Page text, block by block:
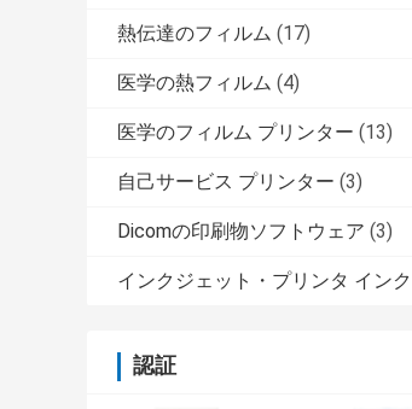
熱伝達のフィルム (17)
医学の熱フィルム (4)
医学のフィルム プリンター (13)
自己サービス プリンター (3)
Dicomの印刷物ソフトウェア (3)
インクジェット・プリンタ インク
認証